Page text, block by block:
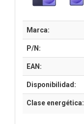
Marca:
P/N:
EAN:
Disponibilidad:
Clase energética: